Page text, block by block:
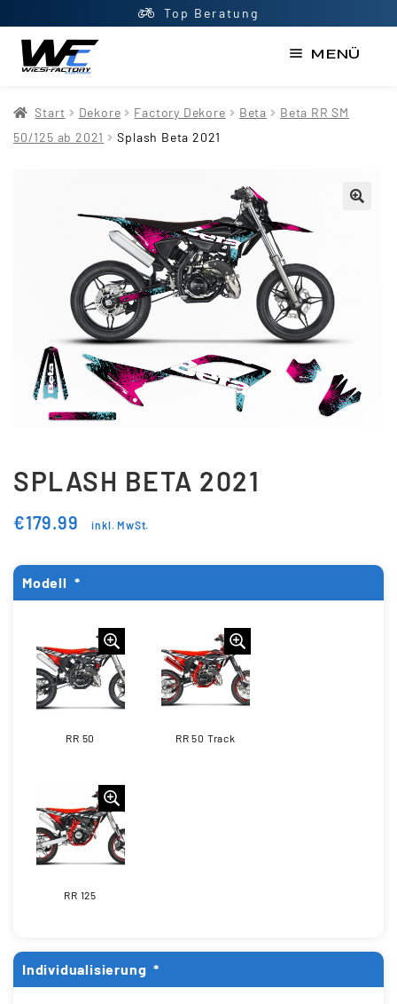
Top Beratung
MENÜ
AGB
Mein Konto
Newsletter
Shop
Updraft Central
Wunschliste
Start Dekore Factory Dekore Beta
Beta RR SM
50/125 ab 2021
Splash Beta 2021
SPLASH BETA 2021
€179.99 inkl. MwSt.
Modell *
RR 50 RR 50 Track
RR 125
Individualisierung *